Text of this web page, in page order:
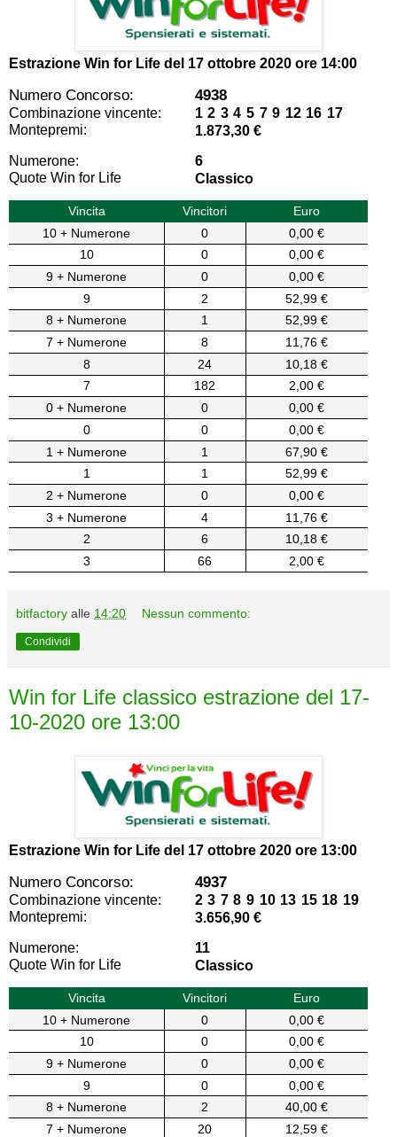
Estrazione Win for Life del 17 ottobre 2020 ore 14:00
Numero Concorso: 4938
Combinazione vincente:
1 2 3 4 5 7 9 12 16 17
Montepremi:
1.873,30 €
Numerone:
6
Quote Win for Life
Classico
Vincita Vincitori
Euro
10 + Numerone
0
0,00 €
10
0
0,00 €
9 + Numerone
0
0,00 €
9
2
52,99 €
8 + Numerone
1
52,99 €
7 + Numerone
8
11,76 €
8
24
10,18 €
7
182
2,00 €
0 + Numerone
0
0,00 €
0
0
0,00 €
1 + Numerone
1
67,90 €
1
1
52,99 €
2 + Numerone
0
0,00 €
3 + Numerone
4
11,76 €
2
6
10,18 €
3
66 2,00 €
bitfactory alle 14:20 Nessun commento:
Condividi
Win for Life classico estrazione del 17-
10-2020 ore 13:00
Estrazione Win for Life del 17 ottobre 2020 ore 13:00
Numero Concorso: 4937
Combinazione vincente:
2 3 7 8 9 10 13 15 18 19
Montepremi:
3.656,90 €
Numerone:
11
Quote Win for Life
Classico
Vincita Vincitori
Euro
10 + Numerone
0
0,00 €
10
0
0,00 €
9 + Numerone
0
0,00 €
9
0
0,00 €
8 + Numerone
2
40,00 €
7 + Numerone
20 12,59 €